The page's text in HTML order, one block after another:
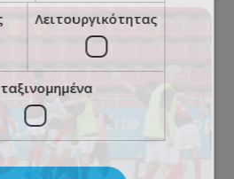
Λειτουργικότητας